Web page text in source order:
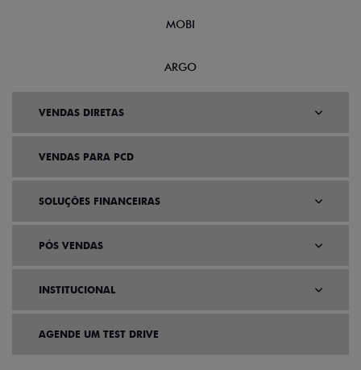
MOBI
ARGO
VENDAS DIRETAS
VENDAS PARA PCD
SOLUÇÕES FINANCEIRAS
PÓS VENDAS
INSTITUCIONAL
AGENDE UM TEST DRIVE